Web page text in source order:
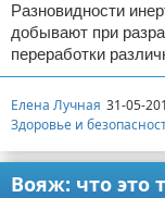
Разновидности
добывают при
переработки
Елена Лучная 31-05-
Здоровье и
Вояж: что это